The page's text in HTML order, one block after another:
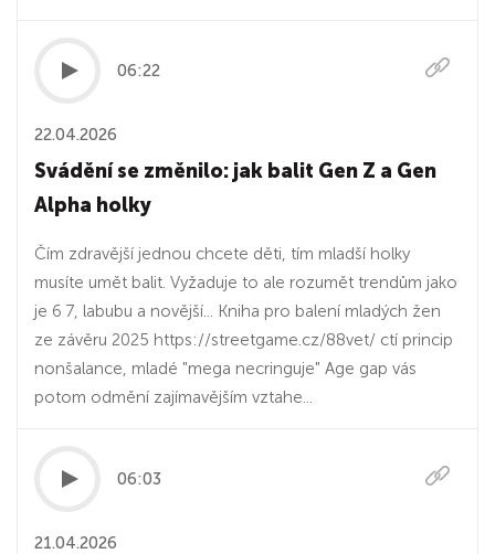
06:22
22.04.2026
Svádění se změnilo: jak balit Gen Z a Gen
Alpha holky
Čím zdravější jednou chcete děti, tím mladší holky
musíte umět balit. Vyžaduje to ale rozumět trendům jako
je 6 7, labubu a novější... Kniha pro balení mladých žen
ze závěru 2025 https://streetgame.cz/88vet/ ctí princip
nonšalance, mladé "mega necringuje" Age gap vás
potom odmění zajímavějším vztahe...
06:03
21.04.2026